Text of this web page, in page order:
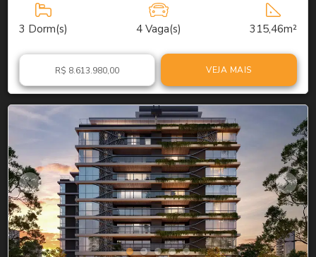
3 Dorm(s) 4 Vaga(s) 315,46m²
R$ 8.613.980,00 VEJA MAIS